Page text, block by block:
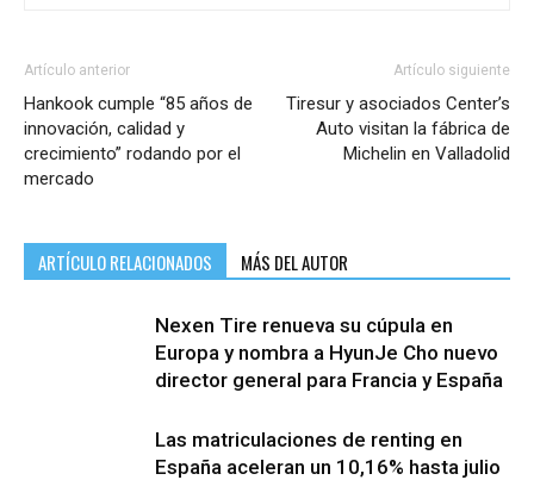
Artículo anterior
Hankook cumple “85 años de
innovación, calidad y
crecimiento” rodando por el
mercado
Artículo siguiente
Tiresur y asociados Center’s
Auto visitan la fábrica de
Michelin en Valladolid
ARTÍCULO RELACIONADOS MÁS DEL AUTOR
Nexen Tire renueva su cúpula en
Europa y nombra a HyunJe Cho nuevo
director general para Francia y España
Las matriculaciones de renting en
España aceleran un 10,16% hasta julio